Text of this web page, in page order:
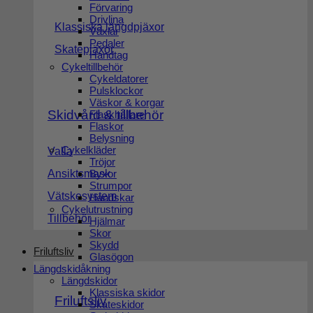
Klassiska längdpjäxor
Skatepjäxor
Skidvård & tillbehör
Valla
Ansiktsmask
Vätskesystem
Tillbehör
Friluftsliv
Friluftsliv
Förvaring
Drivlina
Växlar
Pedaler
Handtag
Cykeltillbehör
Cykeldatorer
Pulsklockor
Väskor & korgar
Flaskhållare
Flaskor
Belysning
Cykelkläder
Tröjor
Byxor
Strumpor
Handskar
Cykelutrustning
Hjälmar
Skor
Skydd
Glasögon
Längdskidåkning
Längdskidor
Klassiska skidor
Skateskidor